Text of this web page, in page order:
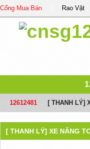
Cổng Mua Bán Rao Vặt
12612481 [ THANH LÝ]
[ THANH LÝ] XE NÂNG